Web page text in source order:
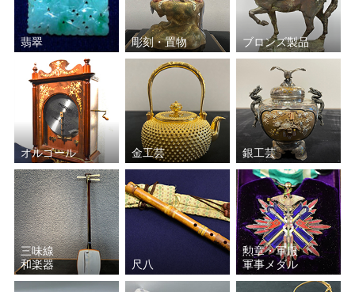
翡翠 彫刻・置物 ブロンズ製品
オルゴール 金工芸 銀工芸
三味線
和楽器
尺八
勲章・軍服
軍事メダル